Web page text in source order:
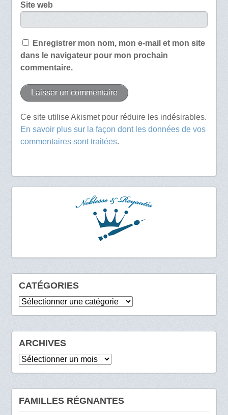
Site web
Enregistrer mon nom, mon e-mail et mon site
dans le navigateur pour mon prochain
commentaire.
Ce site utilise Akismet pour réduire les indésirables.
En savoir plus sur la façon dont les données de vos
commentaires sont traitées.
CATÉGORIES
Catégories
ARCHIVES
Archives
FAMILLES RÉGNANTES